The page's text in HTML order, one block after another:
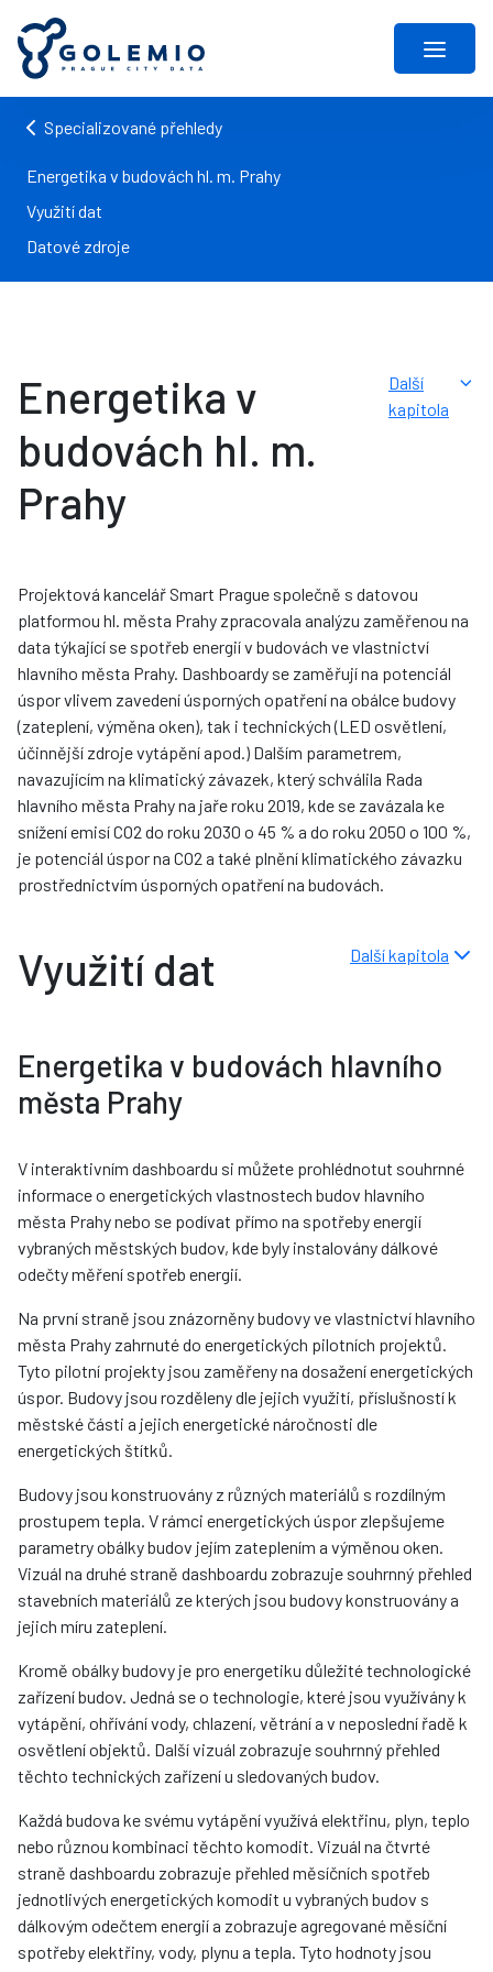
Specializované přehledy
Energetika v budovách hl. m. Prahy
Využití dat
Datové zdroje
Energetika v
budovách hl. m.
Prahy
Další
kapitola
Projektová kancelář Smart Prague společně s datovou
platformou hl. města Prahy zpracovala analýzu zaměřenou na
data týkající se spotřeb energií v budovách ve vlastnictví
hlavního města Prahy. Dashboardy se zaměřují na potenciál
úspor vlivem zavedení úsporných opatření na obálce budovy
(zateplení, výměna oken), tak i technických (LED osvětlení,
účinnější zdroje vytápění apod.) Dalším parametrem,
navazujícím na klimatický závazek, který schválila Rada
hlavního města Prahy na jaře roku 2019, kde se zavázala ke
snížení emisí CO2 do roku 2030 o 45 % a do roku 2050 o 100 %,
je potenciál úspor na CO2 a také plnění klimatického závazku
prostřednictvím úsporných opatření na budovách.
Využití dat Další kapitola
Energetika v budovách hlavního
města Prahy
V interaktivním dashboardu si můžete prohlédnotut souhrnné
informace o energetických vlastnostech budov hlavního
města Prahy nebo se podívat přímo na spotřeby energií
vybraných městských budov, kde byly instalovány dálkové
odečty měření spotřeb energií.
Na první straně jsou znázorněny budovy ve vlastnictví hlavního
města Prahy zahrnuté do energetických pilotních projektů.
Tyto pilotní projekty jsou zaměřeny na dosažení energetických
úspor. Budovy jsou rozděleny dle jejich využití, příslušností k
městské části a jejich energetické náročnosti dle
energetických štítků.
Budovy jsou konstruovány z různých materiálů s rozdílným
prostupem tepla. V rámci energetických úspor zlepšujeme
parametry obálky budov jejím zateplením a výměnou oken.
Vizuál na druhé straně dashboardu zobrazuje souhrnný přehled
stavebních materiálů ze kterých jsou budovy konstruovány a
jejich míru zateplení.
Kromě obálky budovy je pro energetiku důležité technologické
zařízení budov. Jedná se o technologie, které jsou využívány k
vytápění, ohřívání vody, chlazení, větrání a v neposlední řadě k
osvětlení objektů. Další vizuál zobrazuje souhrnný přehled
těchto technických zařízení u sledovaných budov.
Každá budova ke svému vytápění využívá elektřinu, plyn, teplo
nebo různou kombinaci těchto komodit. Vizuál na čtvrté
straně dashboardu zobrazuje přehled měsíčních spotřeb
jednotlivých energetických komodit u vybraných budov s
dálkovým odečtem energií a zobrazuje agregované měsíční
spotřeby elektřiny, vody, plynu a tepla. Tyto hodnoty jsou